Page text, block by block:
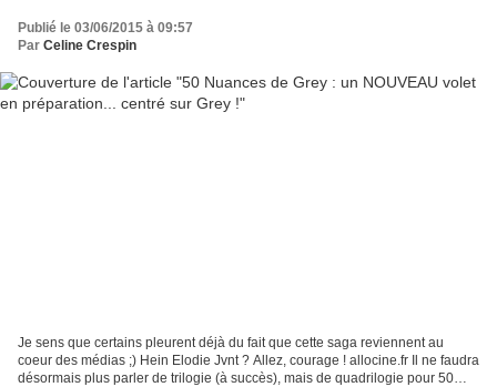
Publié le 03/06/2015 à 09:57
Par Celine Crespin
Je sens que certains pleurent déjà du fait que cette saga reviennent au
coeur des médias ;) Hein Elodie Jvnt ? Allez, courage ! allocine.fr Il ne faudra
désormais plus parler de trilogie (à succès), mais de quadrilogie pour 50